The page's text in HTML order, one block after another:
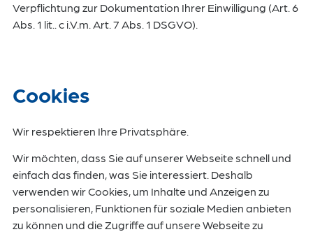
Verpflichtung zur Dokumentation Ihrer Einwilligung (Art. 6
Abs. 1 lit.. c i.V.m. Art. 7 Abs. 1 DSGVO).
Cookies
Wir respektieren Ihre Privatsphäre.
Wir möchten, dass Sie auf unserer Webseite schnell und
einfach das finden, was Sie interessiert. Deshalb
verwenden wir Cookies, um Inhalte und Anzeigen zu
personalisieren, Funktionen für soziale Medien anbieten
zu können und die Zugriffe auf unsere Webseite zu